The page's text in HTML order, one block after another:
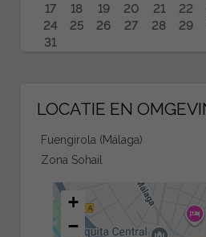
17
18 19 20 21 22
24
25 26 27 28 29
31
LOCATIE EN
Fuengirola (Málaga)
Zona Sohail
+
−